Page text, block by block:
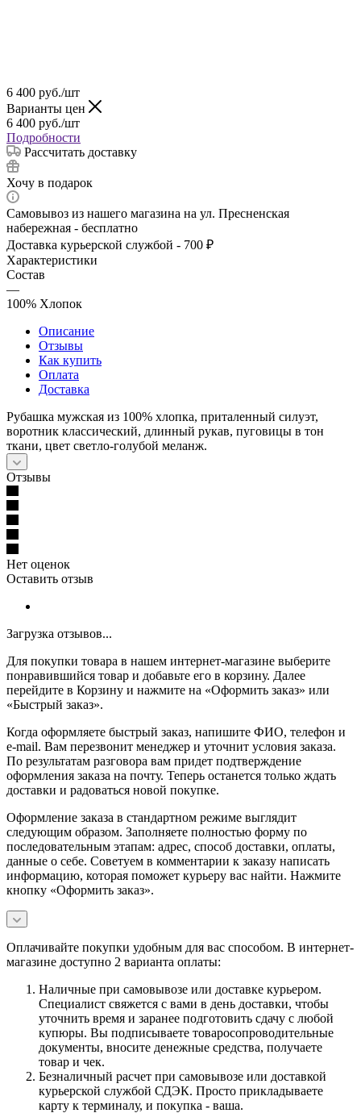
6 400 руб./шт
Варианты цен
6 400 руб./шт
Подробности
Рассчитать доставку
Хочу в подарок
Самовывоз из нашего магазина на ул. Пресненская
набережная - бесплатно
Доставка курьерской службой - 700 ₽
Характеристики
Состав
—
100% Хлопок
Описание
Отзывы
Как купить
Оплата
Доставка
Рубашка мужская из 100% хлопка, приталенный силуэт,
воротник классический, длинный рукав, пуговицы в тон
ткани, цвет светло-голубой меланж.
Отзывы
Нет оценок
Оставить отзыв
Загрузка отзывов...
Для покупки товара в нашем интернет-магазине выберите
понравившийся товар и добавьте его в корзину. Далее
перейдите в Корзину и нажмите на «Оформить заказ» или
«Быстрый заказ».
Когда оформляете быстрый заказ, напишите ФИО, телефон и
e-mail. Вам перезвонит менеджер и уточнит условия заказа.
По результатам разговора вам придет подтверждение
оформления заказа на почту. Теперь останется только ждать
доставки и радоваться новой покупке.
Оформление заказа в стандартном режиме выглядит
следующим образом. Заполняете полностью форму по
последовательным этапам: адрес, способ доставки, оплаты,
данные о себе. Советуем в комментарии к заказу написать
информацию, которая поможет курьеру вас найти. Нажмите
кнопку «Оформить заказ».
Оплачивайте покупки удобным для вас способом. В интернет-
магазине доступно 2 варианта оплаты:
Наличные при самовывозе или доставке курьером.
Специалист свяжется с вами в день доставки, чтобы
уточнить время и заранее подготовить сдачу с любой
купюры. Вы подписываете товаросопроводительные
документы, вносите денежные средства, получаете
товар и чек.
Безналичный расчет при самовывозе или доставкой
курьерской службой СДЭК. Просто прикладываете
карту к терминалу, и покупка - ваша.